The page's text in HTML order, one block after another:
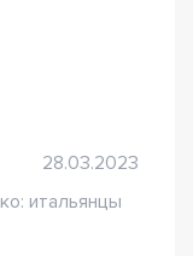
28.03.2023
итальянцы